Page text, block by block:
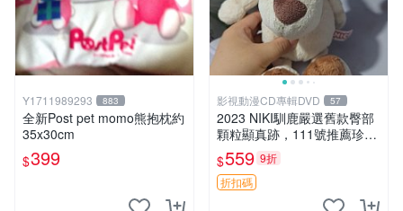
Y1711989293 883
全新Post pet momo熊抱枕約
35x30cm
$399
影視動漫CD專輯DVD 57
2023 NIKI馴鹿嚴選舊款臀部
顆粒顯真跡，111號推薦珍藏
品 馴鹿 舊款 尾巴顆粒
$559 9折
折扣碼